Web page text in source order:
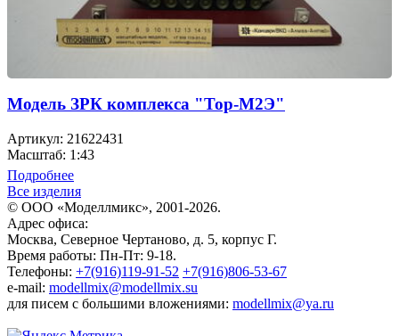
Модель ЗРК комплекса "Тор-М2Э"
Артикул: 21622431
Масштаб: 1:43
Подробнее
Все изделия
© ООО «Моделлмикс», 2001-2026.
Адрес офиса:
Москва, Северное Чертаново, д. 5, корпус Г.
Время работы: Пн-Пт: 9-18.
Телефоны: +7(916)119-91-52 +7(916)806-53-67
e-mail: modellmix@modellmix.su
для писем с большими вложениями: modellmix@ya.ru